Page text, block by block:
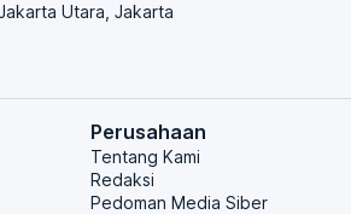
Utara, Jakarta
Perusahaan
Tentang Kami
Redaksi
Pedoman Media Siber